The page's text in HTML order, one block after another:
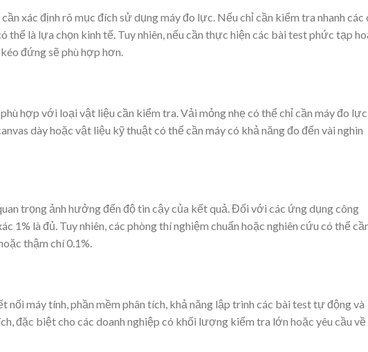
xác định rõ mục đích sử dụng máy đo lực. Nếu chỉ cần kiểm tra nhanh các
thể là lựa chọn kinh tế. Tuy nhiên, nếu cần thực hiện các bài test phức tạp
đứng sẽ phù hợp hơn.
hợp với loại vật liệu cần kiểm tra. Vải mỏng nhẹ có thể chỉ cần máy đo lực
dày hoặc vật liệu kỹ thuật có thể cần máy có khả năng đo đến vài nghìn
trọng ảnh hưởng đến độ tin cậy của kết quả. Đối với các ứng dụng công
1% là đủ. Tuy nhiên, các phòng thí nghiệm chuẩn hoặc nghiên cứu có thể
thậm chí 0.1%.
nối máy tính, phần mềm phân tích, khả năng lập trình các bài test tự động và
đặc biệt cho các doanh nghiệp có khối lượng kiểm tra lớn hoặc yêu cầu về